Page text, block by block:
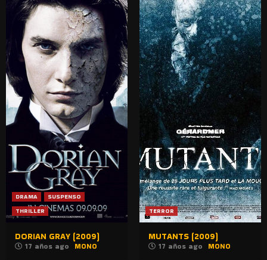
DRAMA
SUSPENSO
THRILLER
DORIAN GRAY (2009)
17 años ago MONO
TERROR
MUTANTS (2009)
17 años ago MONO